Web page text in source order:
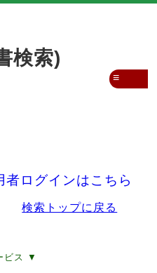
検索)
者ログインはこちら
検索トップに戻る
ビス ▼
≡